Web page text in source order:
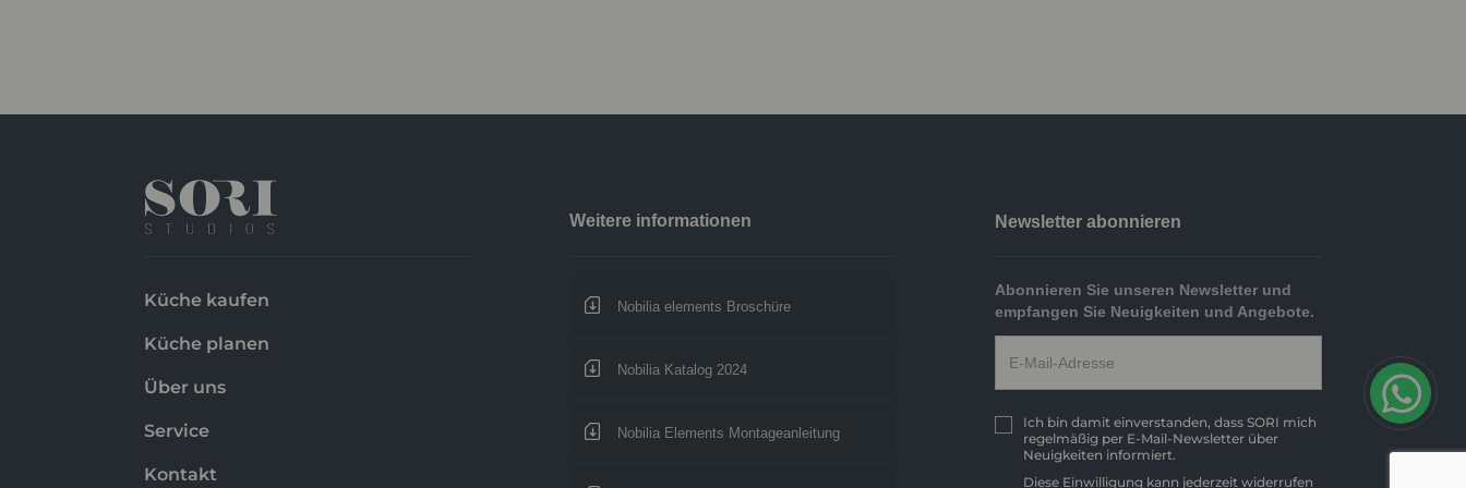
Küche kaufen
Küche planen
Über uns
Service
Kontakt
Weitere informationen
Nobilia elements Broschüre
Nobilia Katalog 2024
Nobilia Elements Montageanleitung
Newsletter abonnieren
Abonnieren Sie unseren Newsletter und
empfangen Sie Neuigkeiten und Angebote.
Ich bin damit einverstanden, dass SORI mich
regelmäßig per E-Mail-Newsletter über
Neuigkeiten informiert.
Diese Einwilligung kann jederzeit widerrufen